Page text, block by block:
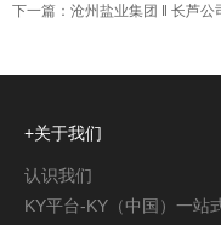
下一篇： 沧州盐业集团 ‖ 长芦
+关于我们
认识我们
KY平台-KY（中国）一站